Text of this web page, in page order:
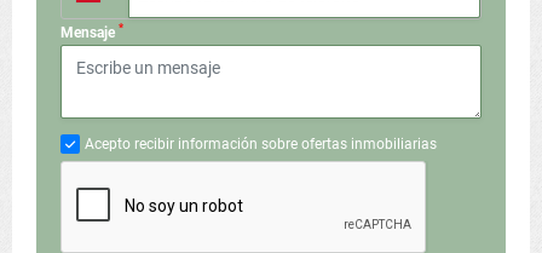
Mensaje *
Acepto recibir información sobre ofertas inmobiliarias